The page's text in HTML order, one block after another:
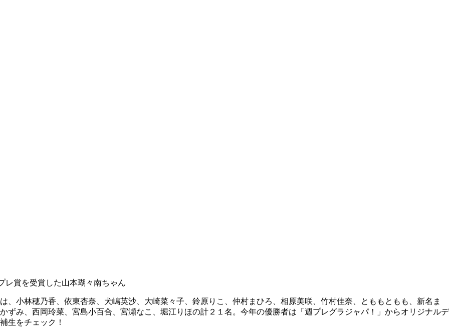
レ賞を受賞した山本瑚々南ちゃん
、小林穂乃香、依東杏奈、犬嶋英沙、大崎菜々子、鈴原りこ、仲村まひろ、相原美咲、竹村佳奈、とももともも、新名ま
ずみ、西岡玲菜、宮島小百合、宮瀬なこ、堀江りほの計２１名。今年の優勝者は「週プレグラジャパ！」からオリジナルデ
生をチェック！